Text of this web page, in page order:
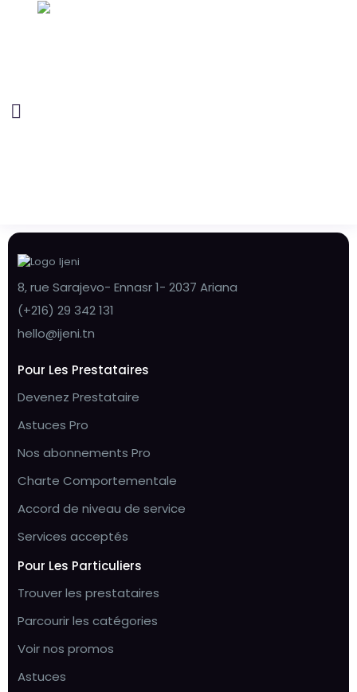
8, rue Sarajevo- Ennasr 1- 2037 Ariana
(+216) 29 342 131
hello@ijeni.tn
Pour Les Prestataires
Devenez Prestataire
Astuces Pro
Nos abonnements Pro
Charte Comportementale
Accord de niveau de service
Services acceptés
Pour Les Particuliers
Trouver les prestataires
Parcourir les catégories
Voir nos promos
Astuces